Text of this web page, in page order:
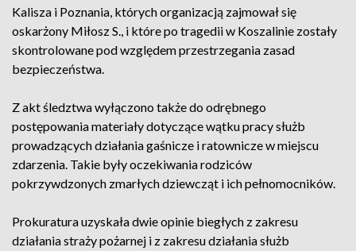
Kalisza i Poznania, których organizacją zajmował się
oskarżony Miłosz S., i które po tragedii w Koszalinie zostały
skontrolowane pod względem przestrzegania zasad
bezpieczeństwa.
Z akt śledztwa wyłączono także do odrębnego
postępowania materiały dotyczące wątku pracy służb
prowadzących działania gaśnicze i ratownicze w miejscu
zdarzenia. Takie były oczekiwania rodziców
pokrzywdzonych zmarłych dziewcząt i ich pełnomocników.
Prokuratura uzyskała dwie opinie biegłych z zakresu
działania straży pożarnej i z zakresu działania służb